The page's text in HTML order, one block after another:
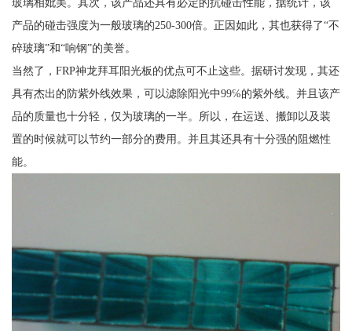
产品的碰击强度为一般玻璃的250-300倍。正因如此，其也获得了“不
碎玻璃”和“响钢”的美誉。
当然了，FRP神龙拜耳阳光板的优点可不止这些。据研讨发现，其还
具有杰出的防紫外线效果，可以滤除阳光中99℅的紫外线。并且该产
品的质量也十分轻，仅为玻璃的一半。所以，在运送、搬卸以及装
置的时候就可以节约一部分的费用。并且其还具有十分强的阻燃性
能。